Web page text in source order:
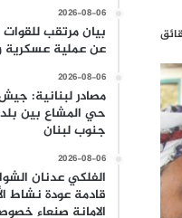
2026-08-06
بيان مرتقب للقوات
عن عملية عسكرية
2026-08-06
مصادر لبنانية:
حي المشاع بين
جنوب لبنان
2026-08-06
قادمة عودة نشاط